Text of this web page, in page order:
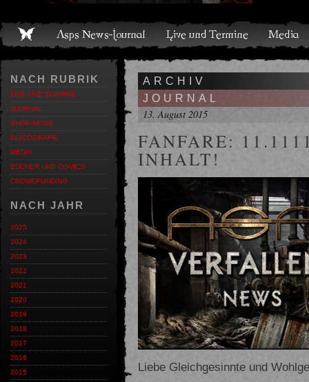
Live und Termine Media Shop Band Discografie
NACH RUBRIK
LIVE UND TERMINE
JOURNAL
SHOP-NEWS
DISCOGRAFIE
MEDIA
BÜCHER UND COMICS
CROWDFUNDING
NACH JAHR
2025
2024
2023
2022
2021
2020
2019
2018
2017
2016
2015
ARCHIV
JOURNAL
13. August 2015
FANFARE:
INHALT!
Liebe Gleichgesinnte und